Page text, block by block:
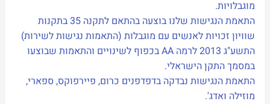
מוגבלויות.
התאמת הנגישות שלנו בוצעה בהתאם לתקנה 35 בתקנות
שוויון זכויות לאנשים עם מוגבלות (התאמות נגישות לשירות)
התשע"ג 2013 לרמה AA בכפוף לשינויים והתאמות שבוצעו
במסמך התקן הישראלי.
התאמת הנגישות נבדקה בדפדפנים כרום, פיירפוקס, ספארי,
מוזילה ואדג'.